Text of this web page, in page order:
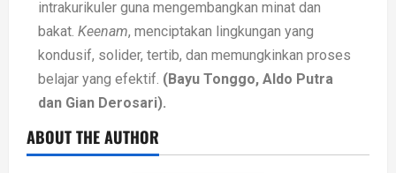
intrakurikuler guna mengembangkan minat dan
bakat. Keenam, menciptakan lingkungan yang
kondusif, solider, tertib, dan memungkinkan proses
belajar yang efektif. (Bayu Tonggo, Aldo Putra
dan Gian Derosari).
ABOUT THE AUTHOR